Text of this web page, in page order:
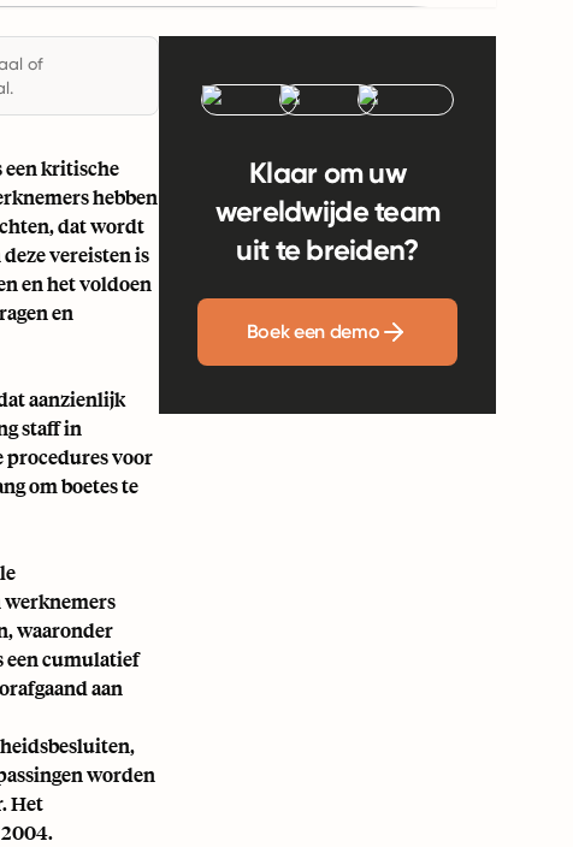
of
een kritische
hebben
dat wordt
vereisten is
en het voldoen
en
aanzienlijk
staff in
procedures voor
om boetes te
werknemers
waaronder
een cumulatief
aan
worden
Het
Klaar om uw
wereldwijde team
uit te breiden?
Boek een demo